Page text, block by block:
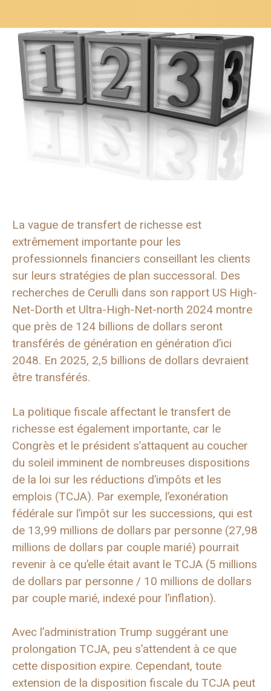
La vague de transfert de richesse est
extrêmement importante pour les
professionnels financiers conseillant les clients
sur leurs stratégies de plan successoral. Des
recherches de Cerulli dans son rapport US High-
Net-Dorth et Ultra-High-Net-north 2024 montre
que près de 124 billions de dollars seront
transférés de génération en génération d’ici
2048. En 2025, 2,5 billions de dollars devraient
être transférés.
La politique fiscale affectant le transfert de
richesse est également importante, car le
Congrès et le président s’attaquent au coucher
du soleil imminent de nombreuses dispositions
de la loi sur les réductions d’impôts et les
emplois (TCJA). Par exemple, l’exonération
fédérale sur l’impôt sur les successions, qui est
de 13,99 millions de dollars par personne (27,98
millions de dollars par couple marié) pourrait
revenir à ce qu’elle était avant le TCJA (5 millions
de dollars par personne / 10 millions de dollars
par couple marié, indexé pour l’inflation).
Avec l’administration Trump suggérant une
prolongation TCJA, peu s’attendent à ce que
cette disposition expire. Cependant, toute
extension de la disposition fiscale du TCJA peut